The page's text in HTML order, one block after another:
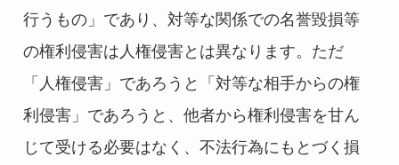
行うもの」であり、対等な関係での名誉毀損等
の権利侵害は人権侵害とは異なります。ただ
「人権侵害」であろうと「対等な相手からの権
利侵害」であろうと、他者から権利侵害を甘ん
じて受ける必要はなく、不法行為にもとづく損